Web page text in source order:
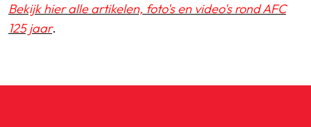
Bekijk hier alle artikelen, foto's en video's rond AFC
125 jaar.